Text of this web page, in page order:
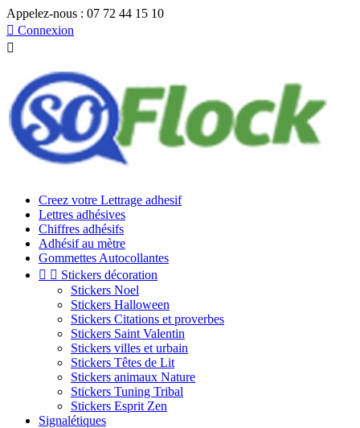
Appelez-nous : 07 72 44 15 10
 Connexion

Creez votre Lettrage adhesif
Lettres adhésives
Chiffres adhésifs
Adhésif au mètre
Gommettes Autocollantes
  Stickers décoration
Stickers Noel
Stickers Halloween
Stickers Citations et proverbes
Stickers Saint Valentin
Stickers villes et urbain
Stickers Têtes de Lit
Stickers animaux Nature
Stickers Tuning Tribal
Stickers Esprit Zen
Signalétiques